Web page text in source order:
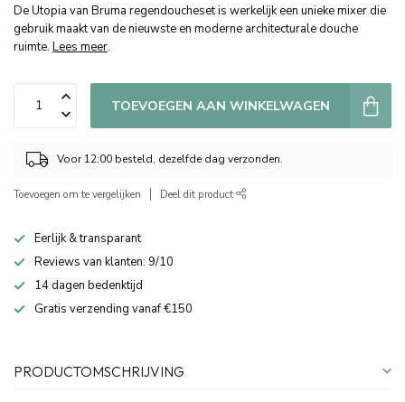
De Utopia van Bruma regendoucheset is werkelijk een unieke mixer die
gebruik maakt van de nieuwste en moderne architecturale douche
ruimte. Lees meer.
TOEVOEGEN AAN WINKELWAGEN
Voor 12:00 besteld, dezelfde dag verzonden.
Toevoegen om te vergelijken Deel dit product
Eerlijk & transparant
Reviews van klanten: 9/10
14 dagen bedenktijd
Gratis verzending vanaf €150
PRODUCTOMSCHRIJVING